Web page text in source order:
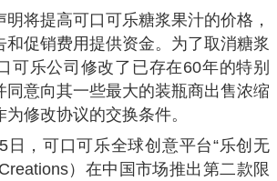
明将提高可口可乐糖浆果汁的价格，
和促销费用提供资金。为了取消糖浆
可乐公司修改了已存在60年的特别
同意向其一些最大的装瓶商出售浓缩
修改协议的交换条件。
日，可口可乐全球创意平台“乐创无
）在中国市场推出第二款限